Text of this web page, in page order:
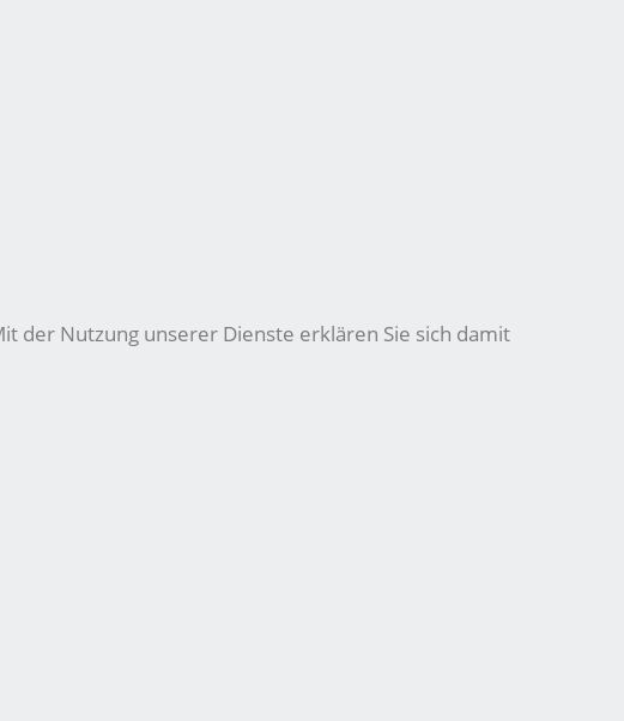
der Nutzung unserer Dienste erklären Sie sich damit